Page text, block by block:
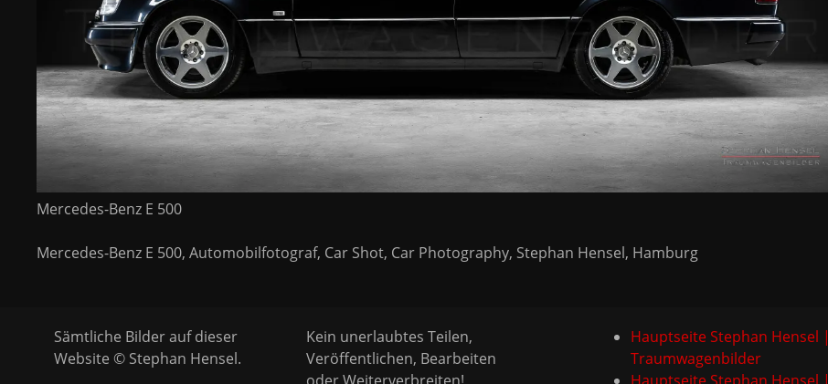
Mercedes-Benz E 500
Mercedes-Benz E 500, Automobilfotograf, Car Shot, Car Photography, Stephan Hensel, Hamburg
Sämtliche Bilder auf dieser
Website © Stephan Hensel.
Kein unerlaubtes Teilen,
Veröffentlichen, Bearbeiten
Hauptseite Stephan Hensel |
Traumwagenbilder